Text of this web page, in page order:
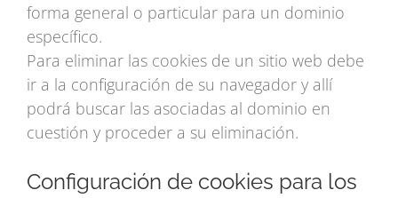
forma general o particular para un dominio
específico.
Para eliminar las cookies de un sitio web debe
ir a la configuración de su navegador y allí
podrá buscar las asociadas al dominio en
cuestión y proceder a su eliminación.
Configuración de cookies para los